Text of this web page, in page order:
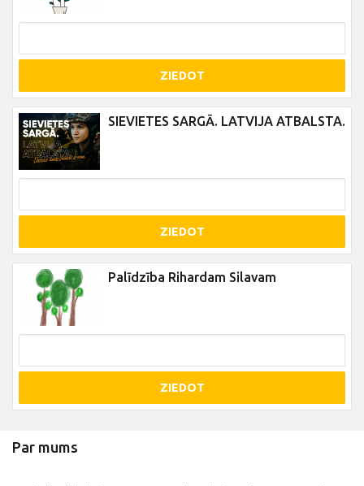
ZIEDOT
SIEVIETES SARGĀ. LATVIJA ATBALSTA.
ZIEDOT
Palīdzība Rihardam Silavam
ZIEDOT
Par mums